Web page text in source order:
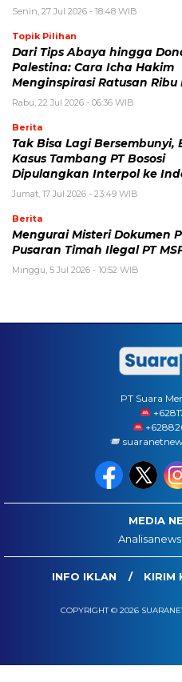
Senin, 27 Jul 2026 - 18:48 WIB
Topik Pilihan
Dari Tips Abaya hingga
Palestina: Cara Icha Hakim
Menginspirasi Ratusan Ribu
Rabu, 22 Jul 2026 - 06:36 WIB
Berita
Tak Bisa Lagi Bersembunyi,
Kasus Tambang PT Bososi
Dipulangkan Interpol ke
Jumat, 17 Jul 2026 - 23:49 WIB
Berita
Mengurai Misteri Dokumen
Pusaran Timah Ilegal PT
Minggu, 5 Jul 2026 - 10:52 WIB
PT Suara
MEDIA
Analisanews
INFO IKLAN KIRIM
COPYRIGHT © 2026